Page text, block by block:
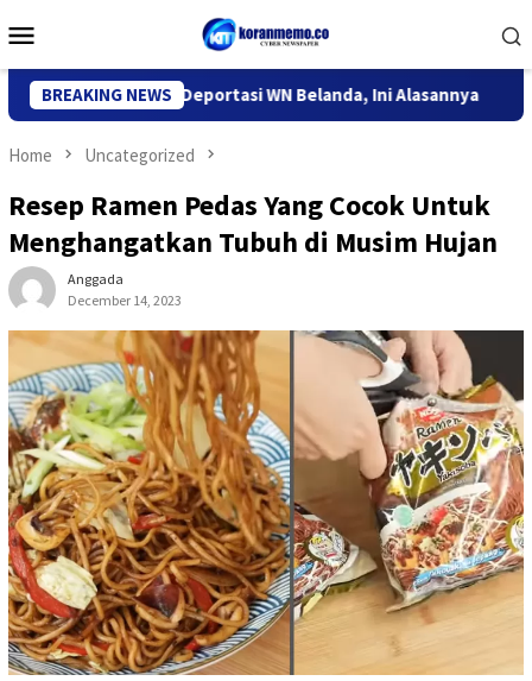
to
Menu
BREAKING NEWS
Kediri Deportasi WN Belanda, Ini Alasannya 9 Desa
Home Uncategorized
Resep Ramen Pedas Yang Cocok Untuk
Menghangatkan Tubuh di Musim Hujan
Anggada
December 14, 2023